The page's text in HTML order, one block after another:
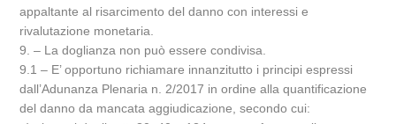
appaltante al risarcimento del danno con interessi e
rivalutazione monetaria.
9. – La doglianza non può essere condivisa.
9.1 – E’ opportuno richiamare innanzitutto i principi espressi
dall’Adunanza Plenaria n. 2/2017 in ordine alla quantificazione
del danno da mancata aggiudicazione, secondo cui: